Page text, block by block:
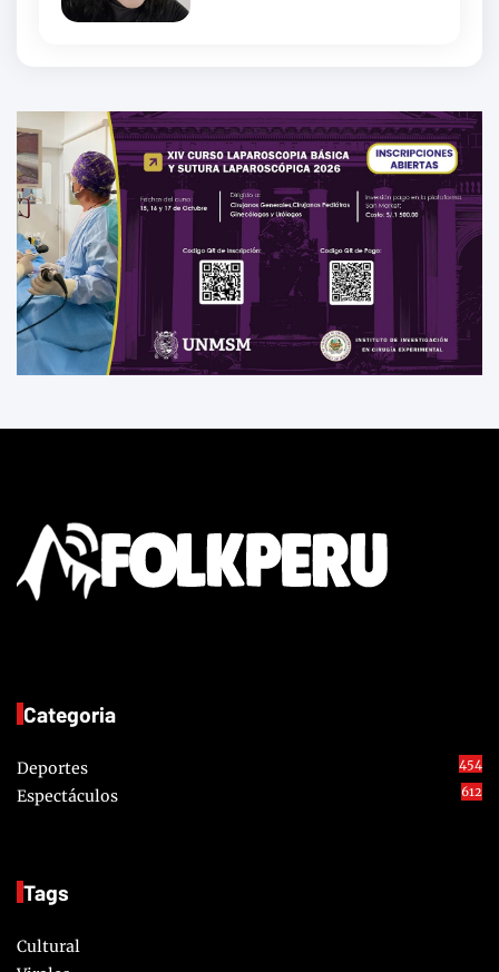
Categoria
Deportes 454
Espectáculos 612
Tags
Cultural